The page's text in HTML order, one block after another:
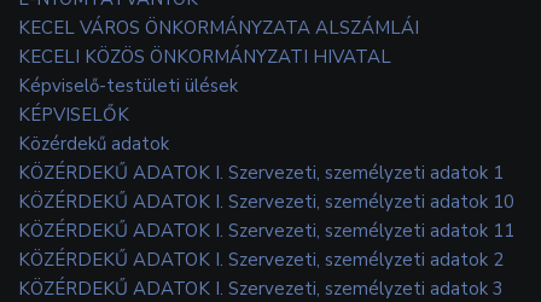
KECEL VÁROS ÖNKORMÁNYZATA ALSZÁMLÁI
KECELI KÖZÖS ÖNKORMÁNYZATI HIVATAL
Képviselő-testületi ülések
KÉPVISELŐK
Közérdekű adatok
KÖZÉRDEKŰ ADATOK I. Szervezeti, személyzeti adatok 1
KÖZÉRDEKŰ ADATOK I. Szervezeti, személyzeti adatok 10
KÖZÉRDEKŰ ADATOK I. Szervezeti, személyzeti adatok 11
KÖZÉRDEKŰ ADATOK I. Szervezeti, személyzeti adatok 2
KÖZÉRDEKŰ ADATOK I. Szervezeti, személyzeti adatok 3